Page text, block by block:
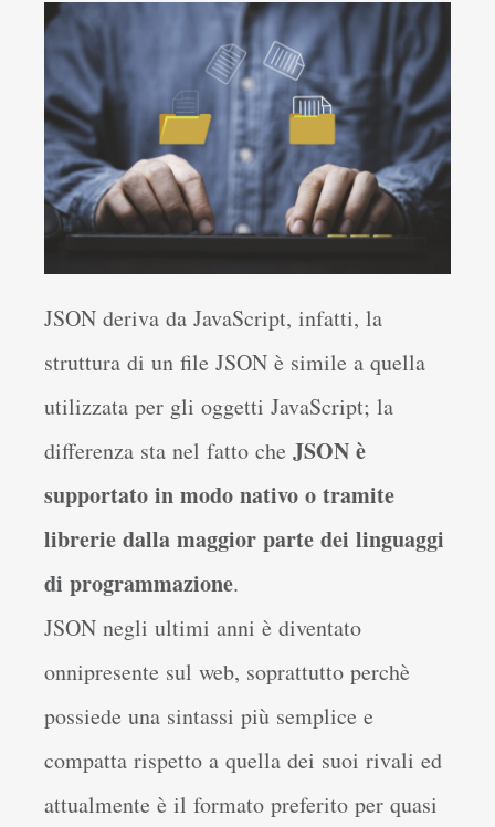
JSON deriva da JavaScript, infatti, la
struttura di un file JSON è simile a quella
utilizzata per gli oggetti JavaScript; la
differenza sta nel fatto che JSON è
supportato in modo nativo o tramite
librerie dalla maggior parte dei linguaggi
di programmazione.
JSON negli ultimi anni è diventato
onnipresente sul web, soprattutto perchè
possiede una sintassi più semplice e
compatta rispetto a quella dei suoi rivali ed
attualmente è il formato preferito per quasi